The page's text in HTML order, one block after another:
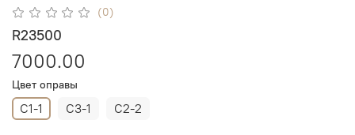
(0)
R23500
7000.00
Цвет оправы
C1-1 C3-1 C2-2